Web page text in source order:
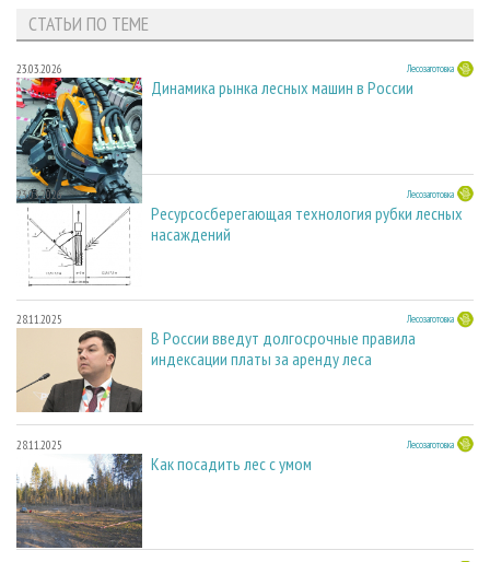
СТАТЬИ ПО ТЕМЕ
23.03.2026 Лесозаготовка
Динамика рынка лесных машин в России
23.03.2026 Лесозаготовка
Ресурсосберегающая технология рубки лесных
насаждений
28.11.2025 Лесозаготовка
В России введут долгосрочные правила
индексации платы за аренду леса
28.11.2025 Лесозаготовка
Как посадить лес с умом